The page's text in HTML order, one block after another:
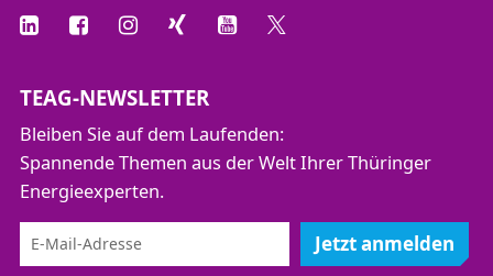
TEAG-NEWSLETTER
Bleiben Sie auf dem Laufenden:
Spannende Themen aus der Welt Ihrer Thüringer
Energieexperten.
Jetzt anmelden